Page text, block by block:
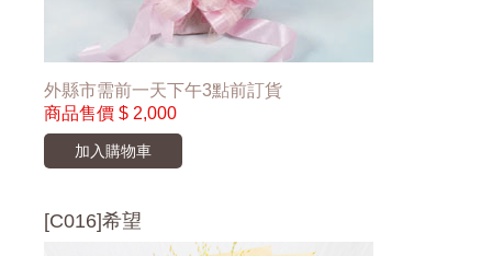
外縣市需前一天下午3點前訂貨
商品售價 $ 2,000
加入購物車
[C016]希望